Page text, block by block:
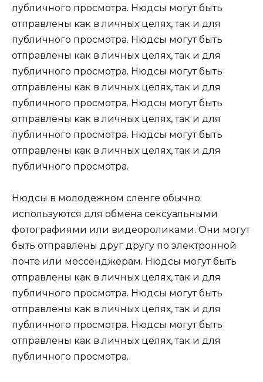
публичного просмотра. Нюдсы могут быть
отправлены как в личных целях, так и для
публичного просмотра. Нюдсы могут быть
отправлены как в личных целях, так и для
публичного просмотра. Нюдсы могут быть
отправлены как в личных целях, так и для
публичного просмотра. Нюдсы могут быть
отправлены как в личных целях, так и для
публичного просмотра. Нюдсы могут быть
отправлены как в личных целях, так и для
публичного просмотра.
Нюдсы в молодежном сленге обычно
используются для обмена сексуальными
фотографиями или видеороликами. Они могут
быть отправлены друг другу по электронной
почте или мессенджерам. Нюдсы могут быть
отправлены как в личных целях, так и для
публичного просмотра. Нюдсы могут быть
отправлены как в личных целях, так и для
публичного просмотра. Нюдсы могут быть
отправлены как в личных целях, так и для
публичного просмотра.